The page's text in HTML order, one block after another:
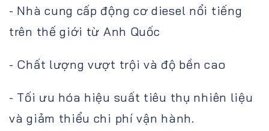
- Nhà cung cấp động cơ diesel nổi tiếng
trên thế giới từ Anh Quốc
- Chất lượng vượt trội và độ bền cao
- Tối ưu hóa hiệu suất tiêu thụ nhiên liệu
và giảm thiểu chi phí vận hành.